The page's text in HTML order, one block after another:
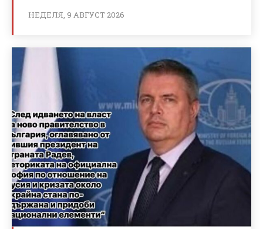
НЕДЕЛЯ, 9 АВГУСТ 2026